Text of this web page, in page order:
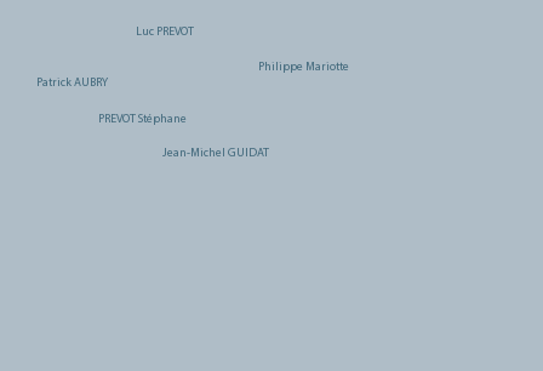
Luc PREVOT
Philippe Mariotte
Patrick AUBRY
PREVOT Stéphane
Jean-Michel GUIDAT